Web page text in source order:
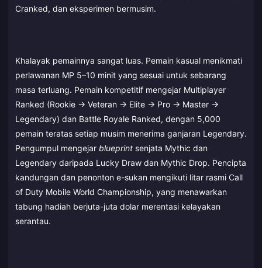
Cranked, dan eksperimen bermusim.
Khalayak pemainnya sangat luas. Pemain kasual menikmati
perlawanan MP 5–10 minit yang sesuai untuk sebarang
masa terluang. Pemain kompetitif mengejar Multiplayer
Ranked (Rookie → Veteran → Elite → Pro → Master →
Legendary) dan Battle Royale Ranked, dengan 5,000
pemain teratas setiap musim menerima ganjaran Legendary.
Pengumpul mengejar blueprint senjata Mythic dan
Legendary daripada Lucky Draw dan Mythic Drop. Pencipta
kandungan dan penonton e-sukan mengikuti litar rasmi Call
of Duty Mobile World Championship, yang menawarkan
tabung hadiah berjuta-juta dolar merentasi kelayakan
serantau.